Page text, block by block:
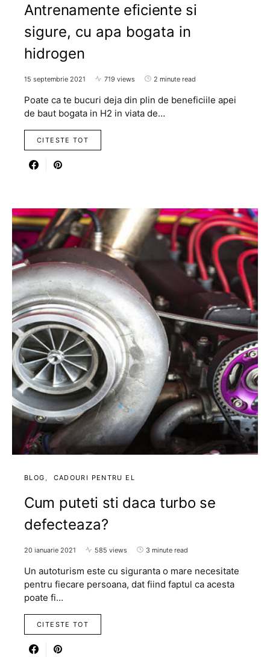
Antrenamente eficiente si
sigure, cu apa bogata in
hidrogen
15 septembrie 2021 719 views 2 minute read
Poate ca te bucuri deja din plin de beneficiile apei
de baut bogata in H2 in viata de…
CITESTE TOT
BLOG CADOURI PENTRU EL
Cum puteti sti daca turbo se
defecteaza?
20 ianuarie 2021 585 views 3 minute read
Un autoturism este cu siguranta o mare necesitate
pentru fiecare persoana, dat fiind faptul ca acesta
poate fi…
CITESTE TOT